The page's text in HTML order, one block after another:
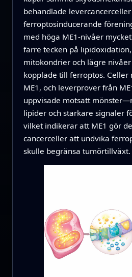
behandlade
ferroptosinducerande
med höga ME1-nivåer
färre tecken på
mitokondrier och lägre
kopplade till ferroptos. Celler
ME1, och leverprover från
uppvisade motsatt
lipider och starkare signaler
vilket indikerar att ME1 gör
cancerceller att undvika
skulle begränsa tumörtillväxt.